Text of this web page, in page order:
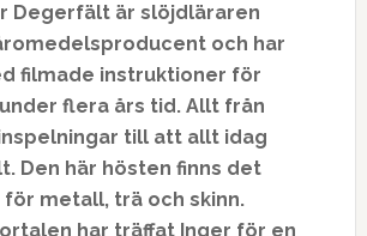
Degerfält är slöjdläraren
romedelsproducent och har
filmade instruktioner för
flera års tid. Allt från
till att allt idag
Den här hösten finns det
för metall, trä och skinn.
har träffat Inger för en